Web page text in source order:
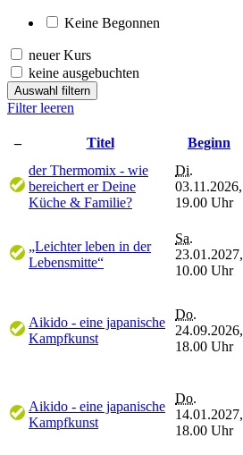
Keine Begonnen
neuer Kurs
keine ausgebuchten
Auswahl filtern
Filter leeren
– Titel Beginn
der Thermomix - wie
bereichert er Deine
Küche & Familie?
Di.
03.11.2026,
19.00 Uhr
„Leichter leben in der
Lebensmitte“
Sa.
23.01.2027,
10.00 Uhr
Aikido - eine japanische
Kampfkunst
Do.
24.09.2026,
18.00 Uhr
Aikido - eine japanische
Kampfkunst
Do.
14.01.2027,
18.00 Uhr